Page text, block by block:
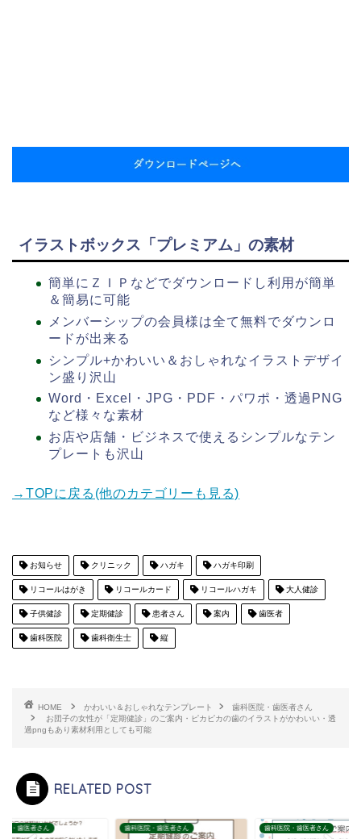
イラストボックス「プレミアム」の素材
簡単にＺＩＰなどでダウンロードし利用が簡単
＆簡易に可能
メンバーシップの会員様は全て無料でダウンロ
ードが出来る
シンプル+かわいい＆おしゃれなイラストデザイ
ン盛り沢山
Word・Excel・JPG・PDF・パワポ・透過PNG
など様々な素材
お店や店舗・ビジネスで使えるシンプルなテン
プレートも沢山
→TOPに戻る(他のカテゴリーも見る)
お知らせ クリニック ハガキ ハガキ印刷
リコールはがき リコールカード リコールハガキ 大人健診
子供健診 定期健診 患者さん 案内 歯医者
歯科医院 歯科衛生士 縦
HOME かわいい＆おしゃれなテンプレート
歯科医院・歯医者さん
お団子の女性が「定期健診」のご案内・ピカピカの歯のイラストがかわいい・透
過pngもあり素材利用としても可能
RELATED POST
院・歯医者さん 歯科医院・歯医者さん 歯科医院・歯医者さん